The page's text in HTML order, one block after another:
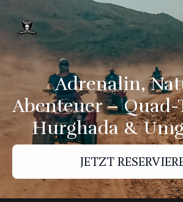
Adrenalin,
Abenteuer –
Hurghada &
JETZT